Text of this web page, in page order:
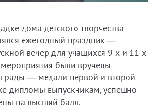
дома детского творчества
ежегодный праздник —
вечер для учащихся 9-х и 11-х
мероприятия были вручены
— медали первой и второй
дипломы выпускникам, успешно
на высший балл.